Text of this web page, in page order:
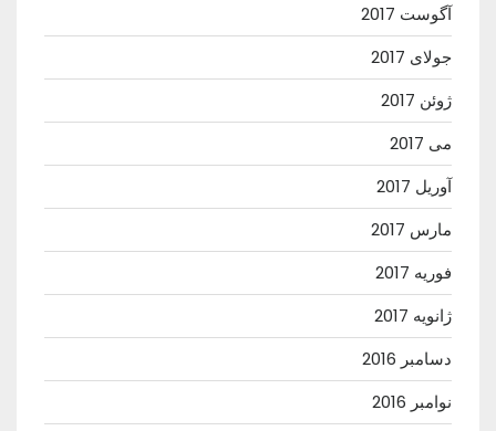
آگوست 2017
جولای 2017
ژوئن 2017
می 2017
آوریل 2017
مارس 2017
فوریه 2017
ژانویه 2017
دسامبر 2016
نوامبر 2016